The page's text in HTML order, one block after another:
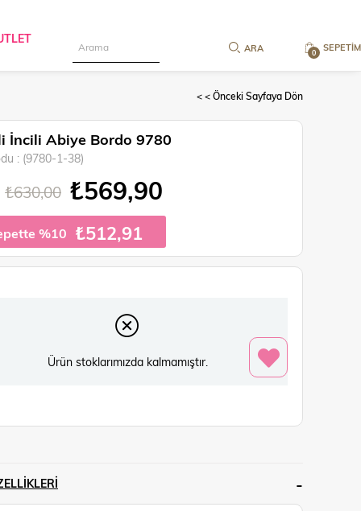
SEPETIM
0
< < Önceki Sayfaya Dön
İncili Abiye Bordo 9780
(9780-1-38)
₺630,00 ₺569,90
%10 ₺512,91
Ürün stoklarımızda kalmamıştır.